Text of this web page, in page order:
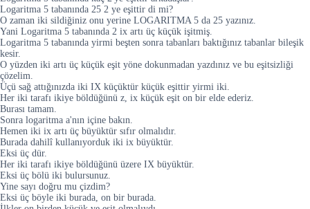
Logaritma 5 tabanında 25 2 ye eşittir di mi?
O zaman iki sildiğiniz onu yerine LOGARITMA 5 da 25 yazınız.
Yani Logaritma 5 tabanında 2 ix artı üç küçük işitmiş.
Logaritma 5 tabanında yirmi beşten sonra tabanları baktığınız tabanlar bileşik
kesir.
O yüzden iki artı üç küçük eşit yöne dokunmadan yazdınız ve bu eşitsizliği
çözelim.
Üçü sağ attığınızda iki IX küçüktür küçük eşittir yirmi iki.
Her iki tarafı ikiye böldüğünü z, ix küçük eşit on bir elde ederiz.
Burası tamam.
Sonra logaritma a'nın içine bakın.
Hemen iki ix artı üç büyüktür sıfır olmalıdır.
Burada dahilî kullanıyorduk iki ix büyüktür.
Eksi üç dür.
Her iki tarafı ikiye böldüğünü üzere IX büyüktür.
Eksi üç bölü iki bulursunuz.
Yine sayı doğru mu çizdim?
Eksi üç böyle iki burada, on bir burada.